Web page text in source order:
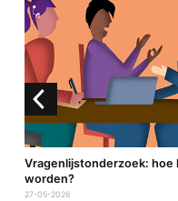
Vragenlijstonderzoek: hoe
worden?
27-05-2026